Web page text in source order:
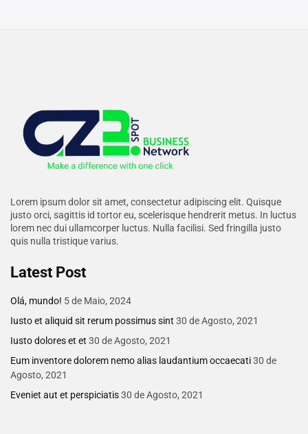
Lorem ipsum dolor sit amet, consectetur adipiscing elit. Quisque
justo orci, sagittis id tortor eu, scelerisque hendrerit metus. In luctus
lorem nec dui ullamcorper luctus. Nulla facilisi. Sed fringilla justo
quis nulla tristique varius.
Latest Post
Olá, mundo! 5 de Maio, 2024
Iusto et aliquid sit rerum possimus sint 30 de Agosto, 2021
Iusto dolores et et 30 de Agosto, 2021
Eum inventore dolorem nemo alias laudantium occaecati30 de
Agosto, 2021
Eveniet aut et perspiciatis30 de Agosto, 2021